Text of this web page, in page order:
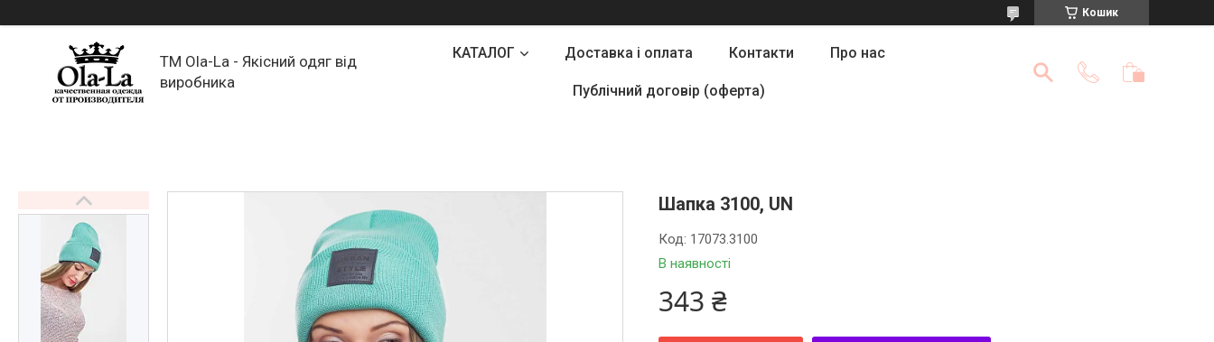
Кошик
TM Ola-La - Якісний одяг від
виробника
КАТАЛОГ Доставка і оплата Контакти Про нас
Публічний договір (оферта)
Шапка 3100, UN
В наявності
Код: 17073.3100
343 ₴